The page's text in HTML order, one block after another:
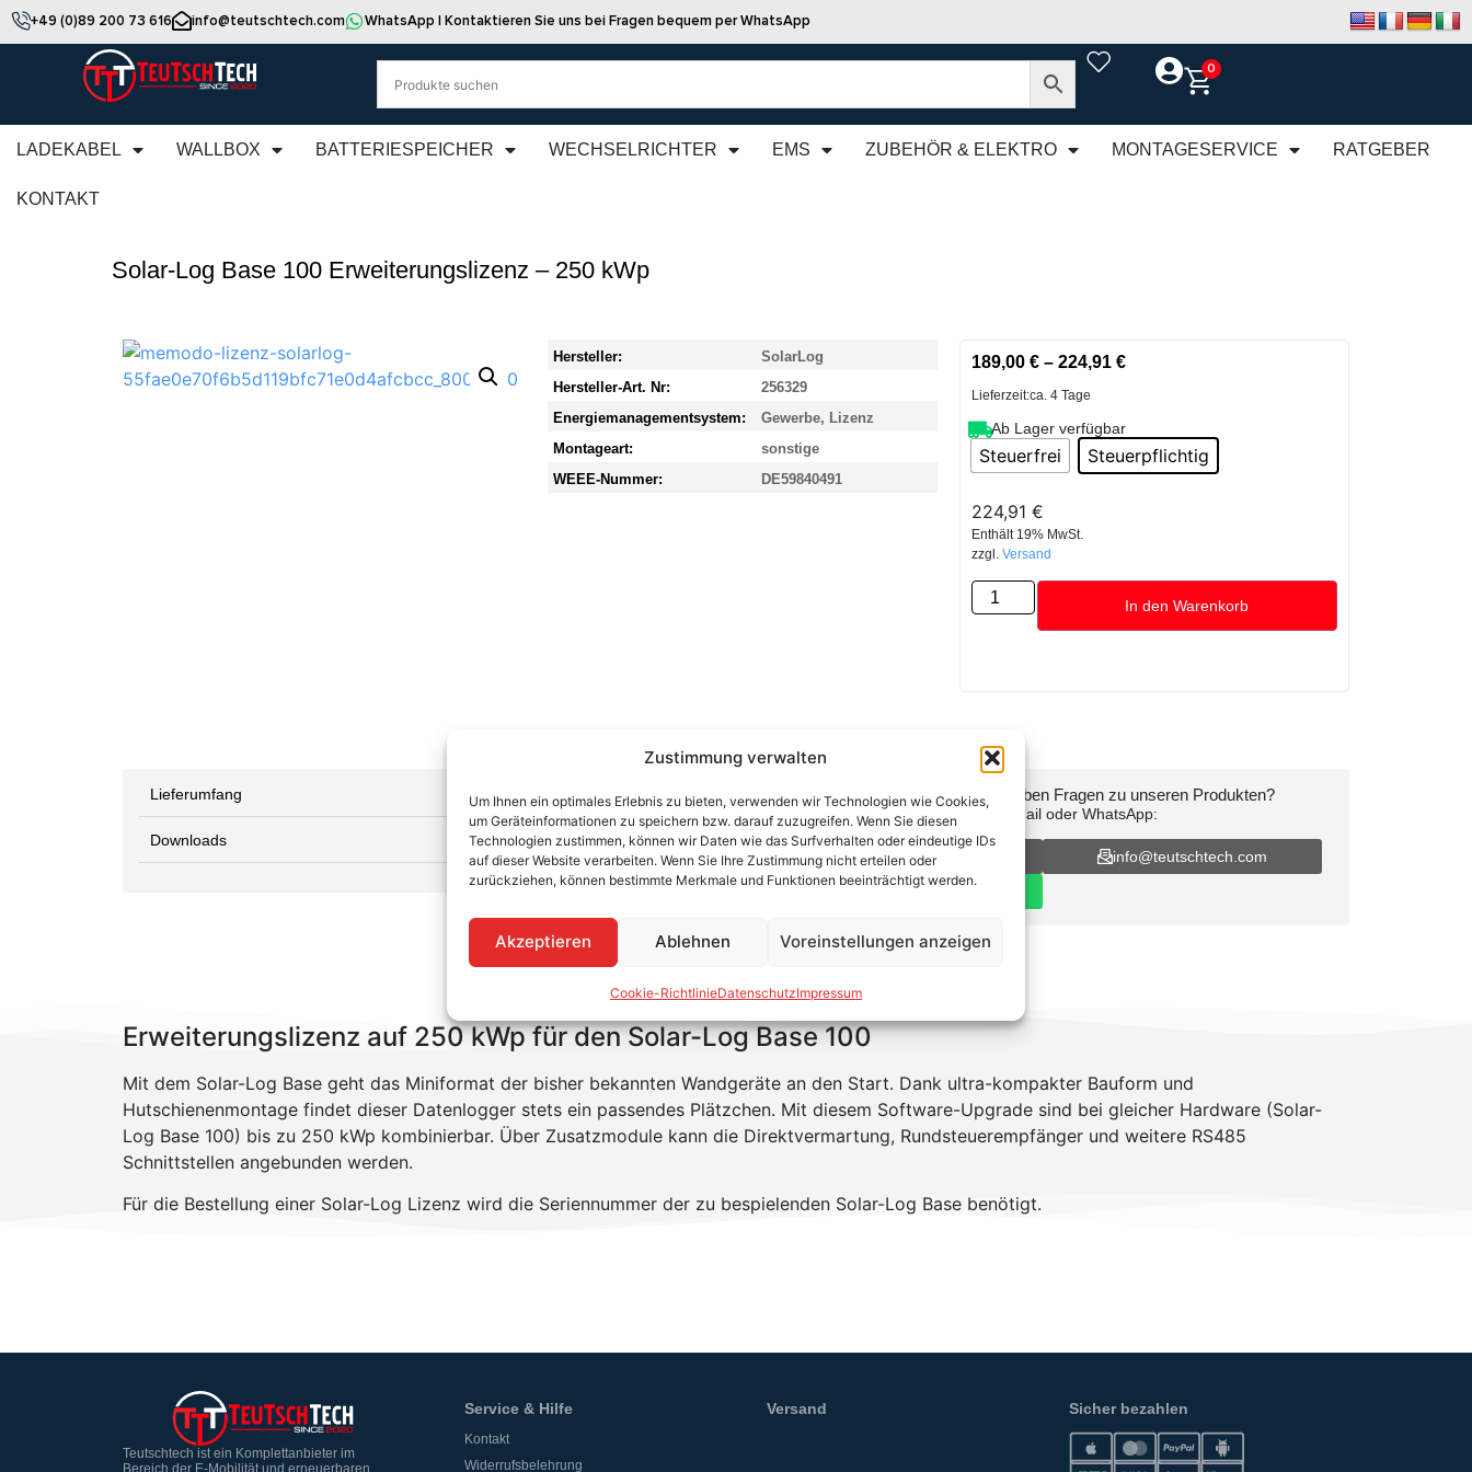
Zustimmung verwalten
Um Ihnen ein optimales Erlebnis zu bieten, verwenden wir Technologien wie Cookies,
um Geräteinformationen zu speichern bzw. darauf zuzugreifen. Wenn Sie diesen
Technologien zustimmen, können wir Daten wie das Surfverhalten oder eindeutige IDs
auf dieser Website verarbeiten. Wenn Sie Ihre Zustimmung nicht erteilen oder
zurückziehen, können bestimmte Merkmale und Funktionen beeinträchtigt werden.
Akzeptieren Ablehnen Voreinstellungen anzeigen
Cookie-RichtlinieDatenschutzImpressum
+49 (0)89 200 73 616 info@teutschtech.com WhatsApp | Kontaktieren Sie uns bei Fragen bequem per WhatsApp
0
LADEKABEL WALLBOX BATTERIESPEICHER WECHSELRICHTER EMS ZUBEHÖR & ELEKTRO MONTAGESERVICE RATGEBER
KONTAKT
Solar-Log Base 100 Erweiterungslizenz – 250 kWp
Hersteller:
SolarLog
Hersteller-Art. Nr:
256329
Energiemanagementsystem:
Gewerbe, Lizenz
Montageart:
sonstige
WEEE-Nummer:
DE59840491
189,00 € – 224,91 €
Lieferzeit:ca. 4 Tage
Ab Lager verfügbar
Steuerfrei Steuerpflichtig
224,91 €
Enthält 19% MwSt.
zzgl. Versand
In den Warenkorb
Lieferumfang
Downloads
Benötigen Sie eine Beratung oder haben Fragen zu unseren Produkten?
Kontaktieren Sie uns per Telefon, E-Mail oder WhatsApp:
+49 (0) 89-200-736-16
info@teutschtech.com
WhatsApp
Erweiterungslizenz auf 250 kWp für den Solar-Log Base 100
Mit dem Solar-Log Base geht das Miniformat der bisher bekannten Wandgeräte an den Start. Dank ultra-kompakter Bauform und
Hutschienenmontage findet dieser Datenlogger stets ein passendes Plätzchen. Mit diesem Software-Upgrade sind bei gleicher Hardware (Solar-
Log Base 100) bis zu 250 kWp kombinierbar. Über Zusatzmodule kann die Direktvermartung, Rundsteuerempfänger und weitere RS485
Schnittstellen angebunden werden.
Für die Bestellung einer Solar-Log Lizenz wird die Seriennummer der zu bespielenden Solar-Log Base benötigt.
Teutschtech ist ein Komplettanbieter im
Service & Hilfe
Kontakt
Widerrufsbelehrung
Versand Sicher bezahlen